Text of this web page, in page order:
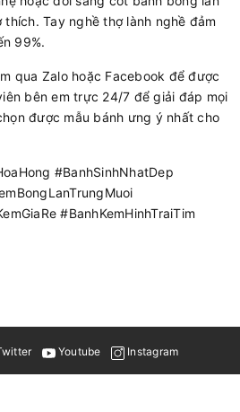
Tay nghề thợ lành nghề đảm
99%.
qua Zalo hoặc Facebook để được
bên em trực 24/7 để giải đáp mọi
được mẫu bánh ưng ý nhất cho
#BanhSinhNhatDep
#BanhKemHinhTraiTim
Youtube Instagram